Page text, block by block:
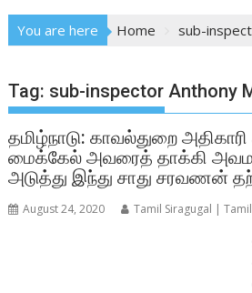
You are here Home sub-
Tag: sub-inspector Anthony
தமிழ்நாடு: காவல்துறை
மைக்கேல் அவரைத் தாக்கி
அடுத்து இந்து சாது சரவணன்
August 24, 2020 Tamil Siragugal |